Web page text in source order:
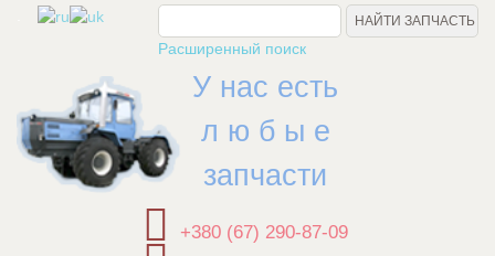
Расширенный поиск
У нас есть
л ю б ы е
запчасти
+380 (67) 290-87-09